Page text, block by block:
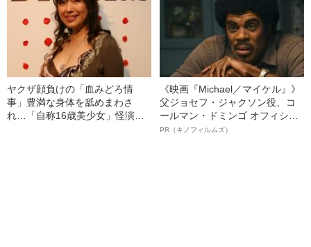
ヤクザ顔負けの「血みどろ情
事」豊満な身体を舐めまわさ
れ…「自称16歳美少女」怪演
《映画『Michael／マイケル』》
父ジョセフ・ジャクソン役、コ
ールマン・ドミンゴ オフィシャ
ルインタビュー“観客を魅了した
PR（キノフィルムズ）